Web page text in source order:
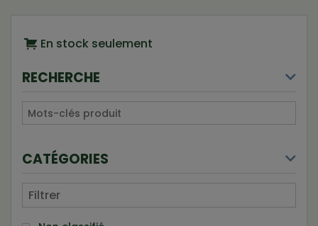
En stock seulement
RECHERCHE
CATÉGORIES